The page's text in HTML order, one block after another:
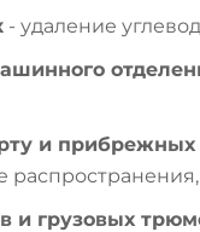
- удаление
и прибрежных
и грузовых